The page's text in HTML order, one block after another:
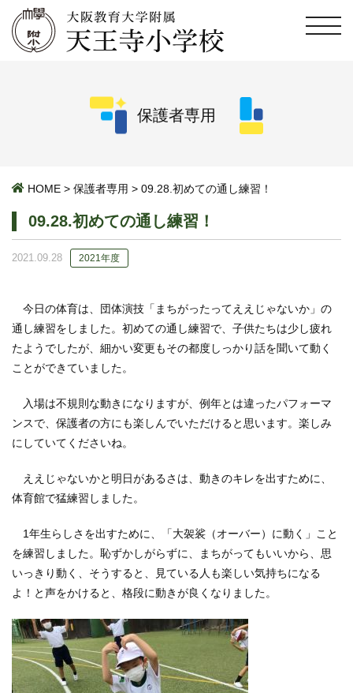
保護者専用
HOME > 保護者専用 > 09.28.初めての通し練習！
09.28.初めての通し練習！
2021.09.28 2021年度
今日の体育は、団体演技「まちがったってええじゃないか」の
通し練習をしました。初めての通し練習で、子供たちは少し疲れ
たようでしたが、細かい変更もその都度しっかり話を聞いて動く
ことができていました。
入場は不規則な動きになりますが、例年とは違ったパフォーマ
ンスで、保護者の方にも楽しんでいただけると思います。楽しみ
にしていてくださいね。
ええじゃないかと明日があるさは、動きのキレを出すために、
体育館で猛練習しました。
1年生らしさを出すために、「大袈裟（オーバー）に動く」こと
を練習しました。恥ずかしがらずに、まちがってもいいから、思
いっきり動く、そうすると、見ている人も楽しい気持ちになる
よ！と声をかけると、格段に動きが良くなりました。